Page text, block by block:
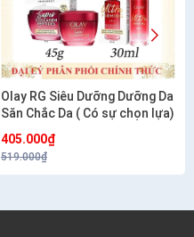
Olay RG Siêu Dưỡng Dưỡng Da
Săn Chắc Da ( Có sự chọn lựa)
405.000₫
519.000₫